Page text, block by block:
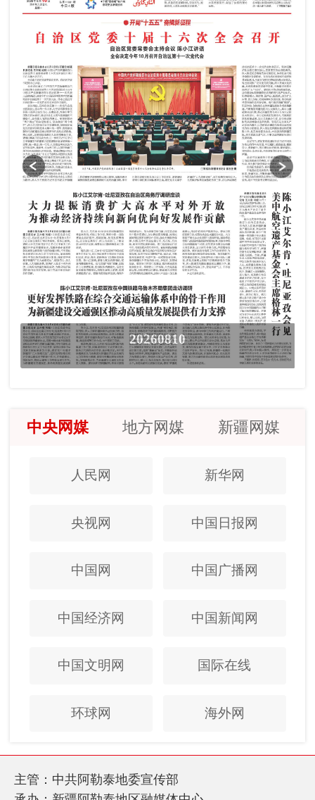
20260810
中央网媒 地方网媒 新疆网媒
人民网 新华网
央视网 中国日报网
中国网 中国广播网
中国经济网 中国新闻网
中国文明网 国际在线
环球网 海外网
主管：中共阿勒泰地委宣传部